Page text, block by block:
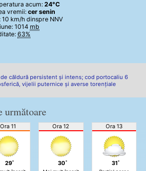
acum:24°C
vremii: cer senin
10 km/h dinspre NNV
1014 mb
63%
căldură persistent și intens; cod portocaliu 6
vijelii puternice și averse torențiale
următoare
Ora 11
29˚
Ora 12
30˚
Ora 13
31˚